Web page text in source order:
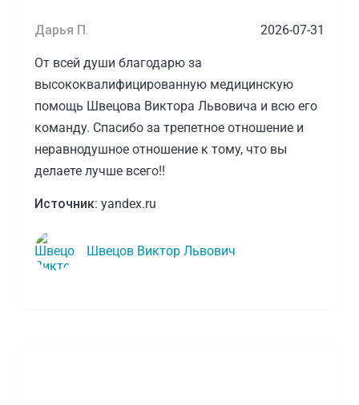
Дарья П. 2026-07-31
От всей души благодарю за
высококвалифицированную медицинскую
помощь Швецова Виктора Львовича и всю его
команду. Спасибо за трепетное отношение и
неравнодушное отношение к тому, что вы
делаете лучше всего!!
Источник: yandex.ru
Швецов Виктор Львович